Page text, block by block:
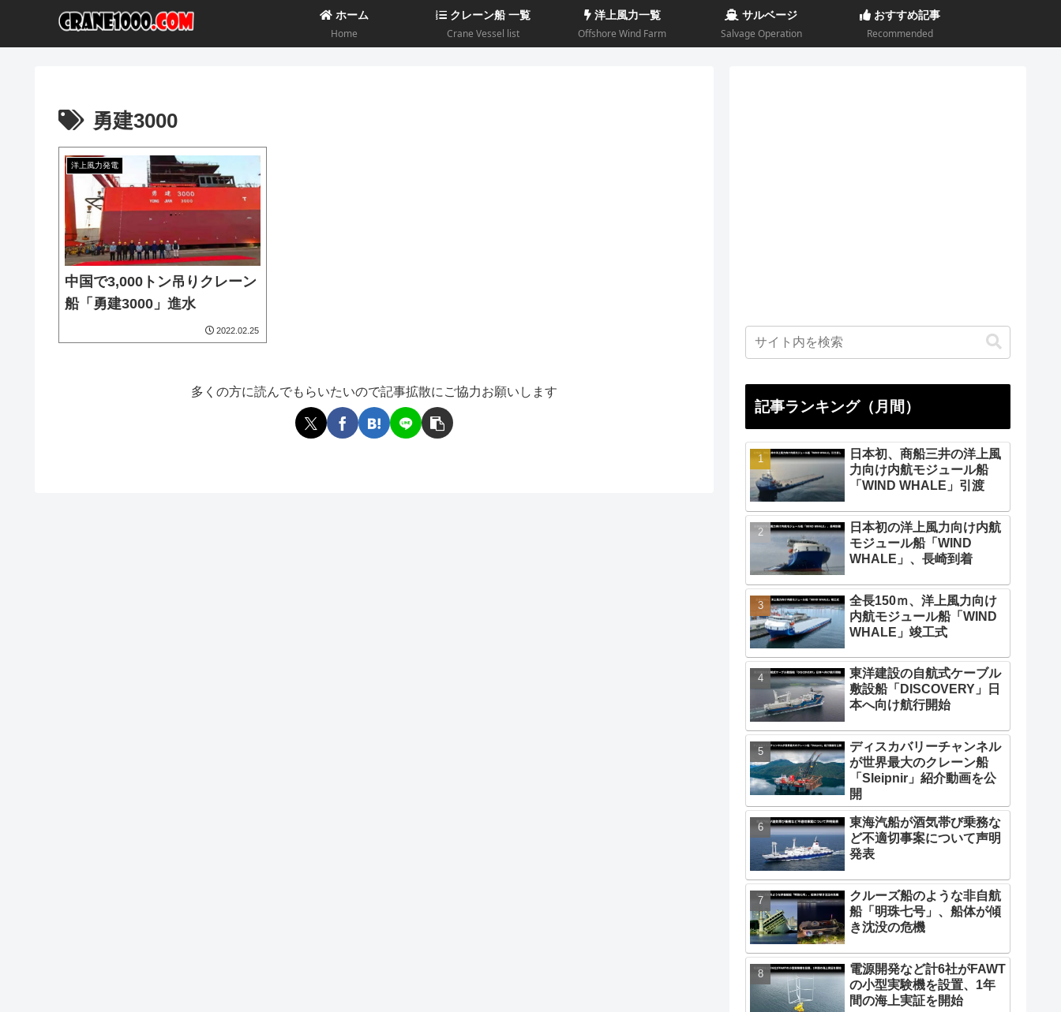
ホーム
Home
クレーン船 一覧
Crane Vessel list
洋上風力一覧
Offshore Wind Farm
サルベージ
Salvage Operation
おすすめ記事
Recommended
勇建3000
洋上風力発電
中国で3,000トン吊りクレーン
船「勇建3000」進水
2022.02.25
多くの方に読んでもらいたいので記事拡散にご協力お願いします
記事ランキング（月間）
日本初、商船三井の洋上風
力向け内航モジュール船
「WIND WHALE」引渡
日本初の洋上風力向け内航
モジュール船「WIND
WHALE」、長崎到着
全長150ｍ、洋上風力向け
内航モジュール船「WIND
WHALE」竣工式
東洋建設の自航式ケーブル
敷設船「DISCOVERY」日
本へ向け航行開始
ディスカバリーチャンネル
が世界最大のクレーン船
「Sleipnir」紹介動画を公
開
東海汽船が酒気帯び乗務な
ど不適切事案について声明
発表
クルーズ船のような非自航
船「明珠七号」、船体が傾
き沈没の危機
電源開発など計6社がFAWT
の小型実験機を設置、1年
間の海上実証を開始